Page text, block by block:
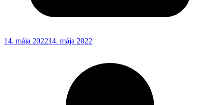
14. mája 202214. mája 2022